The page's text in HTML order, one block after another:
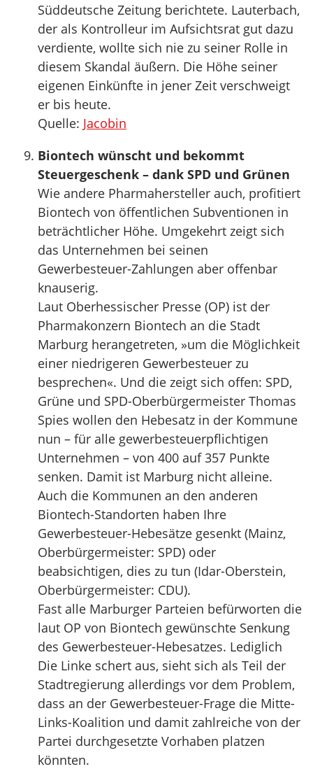
Süddeutsche Zeitung berichtete. Lauterbach,
der als Kontrolleur im Aufsichtsrat gut dazu
verdiente, wollte sich nie zu seiner Rolle in
diesem Skandal äußern. Die Höhe seiner
eigenen Einkünfte in jener Zeit verschweigt
er bis heute.
Quelle: Jacobin
Biontech wünscht und bekommt
Steuergeschenk – dank SPD und Grünen
Wie andere Pharmahersteller auch, profitiert
Biontech von öffentlichen Subventionen in
beträchtlicher Höhe. Umgekehrt zeigt sich
das Unternehmen bei seinen
Gewerbesteuer-Zahlungen aber offenbar
knauserig.
Laut Oberhessischer Presse (OP) ist der
Pharmakonzern Biontech an die Stadt
Marburg herangetreten, »um die Möglichkeit
einer niedrigeren Gewerbesteuer zu
besprechen«. Und die zeigt sich offen: SPD,
Grüne und SPD-Oberbürgermeister Thomas
Spies wollen den Hebesatz in der Kommune
nun – für alle gewerbesteuerpflichtigen
Unternehmen – von 400 auf 357 Punkte
senken. Damit ist Marburg nicht alleine.
Auch die Kommunen an den anderen
Biontech-Standorten haben Ihre
Gewerbesteuer-Hebesätze gesenkt (Mainz,
Oberbürgermeister: SPD) oder
beabsichtigen, dies zu tun (Idar-Oberstein,
Oberbürgermeister: CDU).
Fast alle Marburger Parteien befürworten die
laut OP von Biontech gewünschte Senkung
des Gewerbesteuer-Hebesatzes. Lediglich
Die Linke schert aus, sieht sich als Teil der
Stadtregierung allerdings vor dem Problem,
dass an der Gewerbesteuer-Frage die Mitte-
Links-Koalition und damit zahlreiche von der
Partei durchgesetzte Vorhaben platzen
könnten.